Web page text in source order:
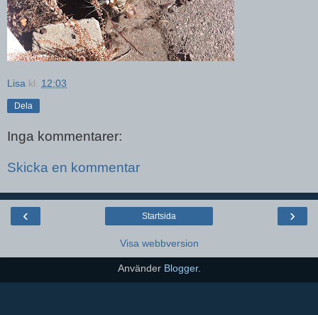
Lisa kl. 12:03
Dela
Inga kommentarer:
Skicka en kommentar
‹ ›
Startsida
Visa webbversion
Använder Blogger.